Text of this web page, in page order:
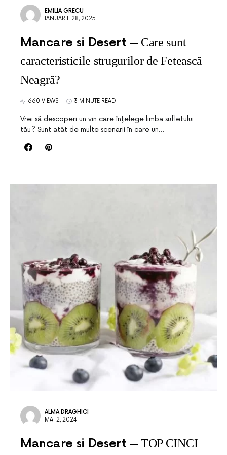
EMILIA GRECU
IANUARIE 28, 2025
Mancare si Desert
Care sunt
caracteristicile strugurilor de Fetească
Neagră?
660 VIEWS 3 MINUTE READ
Vrei să descoperi un vin care înțelege limba sufletului
tău? Sunt atât de multe scenarii în care un…
ALMA DRAGHICI
MAI 2, 2024
Mancare si Desert
TOP CINCI